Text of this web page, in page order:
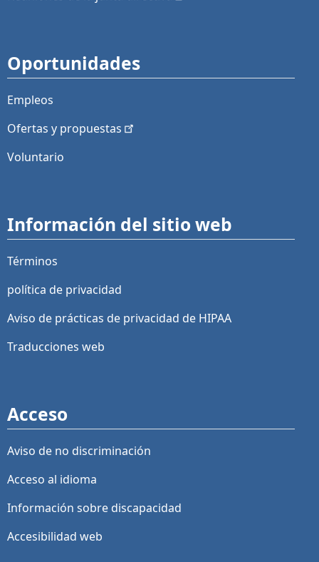
Oportunidades
Empleos
Ofertas y propuestas
Voluntario
Información del sitio web
Términos
política de privacidad
Aviso de prácticas de privacidad de HIPAA
Traducciones web
Acceso
Aviso de no discriminación
Acceso al idioma
Información sobre discapacidad
Accesibilidad web